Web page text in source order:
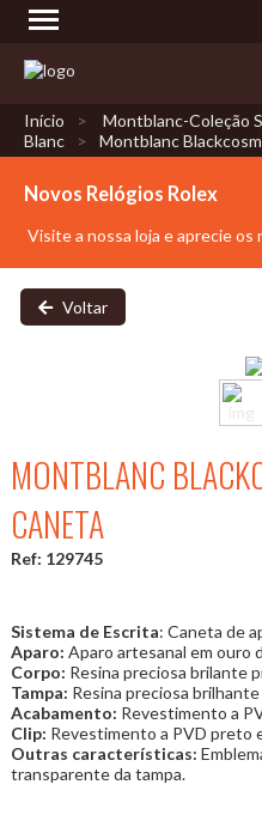
Início Montblanc-Coleção
Blanc
Montblanc
Novos Relógios Rolex
Visite a nossa loja e aprecie os
Voltar
MONTBLANC
CANETA
Ref: 129745
Sistema de Escrita: Caneta de
Aparo: Aparo artesanal em ouro
Corpo: Resina preciosa brilante
Tampa: Resina preciosa
Acabamento: Revestimento a
Clip: Revestimento a PVD preto
Outras características:
transparente da tampa.